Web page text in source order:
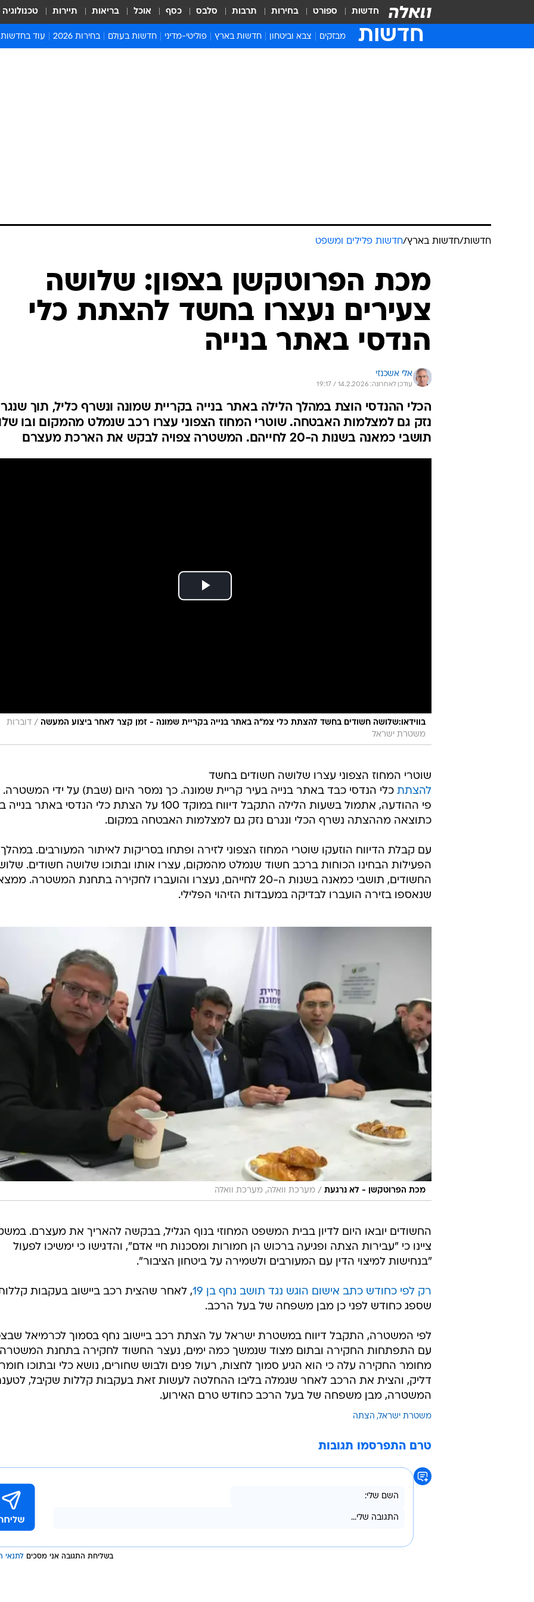
חדשות ספורט בחירות תרבות סלבס כסף אוכל בריאות תיירות טכנולוגיה
חדשות מבזקים צבא וביטחון חדשות בארץ פוליטי-מדיני חדשות בעולם בחירות 2026 עוד בחדשות
חדשות/חדשות בארץ/חדשות פלילים ומשפט
מכת הפרוטקשן בצפון: שלושה
צעירים נעצרו בחשד להצתת כלי
הנדסי באתר בנייה
אלי אשכנזי
עודכן לאחרונה: 14.2.2026 / 19:17
הכלי ההנדסי הוצת במהלך הלילה באתר בנייה בקריית שמונה ונשרף כליל, תוך
נזק גם למצלמות האבטחה. שוטרי המחוז הצפוני עצרו רכב שנמלט מהמקום ובו
תושבי כמאנה בשנות ה-20 לחייהם. המשטרה צפויה לבקש את הארכת מעצרם
בווידאו:שלושה חשודים בחשד להצתת כלי צמ״ה באתר בנייה בקריית שמונה - זמן קצר לאחר ביצוע המעשה / דוברות
משטרת ישראל
שוטרי המחוז הצפוני עצרו שלושה חשודים בחשד
להצתת כלי הנדסי כבד באתר בנייה בעיר קריית שמונה. כך נמסר היום (שבת) על ידי המשטרה.
פי ההודעה, אתמול בשעות הלילה התקבל דיווח במוקד 100 על הצתת כלי הנדסי באתר
כתוצאה מההצתה נשרף הכלי ונגרם נזק גם למצלמות האבטחה במקום.
עם קבלת הדיווח הוזעקו שוטרי המחוז הצפוני לזירה ופתחו בסריקות לאיתור המעורבים. במהלך
הפעילות הבחינו הכוחות ברכב חשוד שנמלט מהמקום, עצרו אותו ובתוכו שלושה חשודים.
החשודים, תושבי כמאנה בשנות ה-20 לחייהם, נעצרו והועברו לחקירה בתחנת המשטרה.
שנאספו בזירה הועברו לבדיקה במעבדות הזיהוי הפלילי.
מכת הפרוטקשן - לא נרגעת / מערכת וואלה, מערכת וואלה
החשודים יובאו היום לדיון בבית המשפט המחוזי בנוף הגליל, בבקשה להאריך את מעצרם.
ציינו כי "עבירות הצתה ופגיעה ברכוש הן חמורות ומסכנות חיי אדם", והדגישו כי ימשיכו לפעול
"בנחישות למיצוי הדין עם המעורבים ולשמירה על ביטחון הציבור".
רק לפי כחודש כתב אישום הוגש נגד תושב נחף בן 19
, לאחר שהצית רכב ביישוב בעקבות
שספג כחודש לפני כן מבן משפחה של בעל הרכב.
לפי המשטרה, התקבל דיווח במשטרת ישראל על הצתת רכב ביישוב נחף בסמוך לכרמיאל
עם התפתחות החקירה ובתום מצוד שנמשך כמה ימים, נעצר החשוד לחקירה בתחנת
מחומר החקירה עלה כי הוא הגיע סמוך לחצות, רעול פנים ולבוש שחורים, נושא כלי ובתוכו חומר
דליק, והצית את הרכב לאחר שגמלה בליבו ההחלטה לעשות זאת בעקבות קללות שקיבל,
המשטרה, מבן משפחה של בעל הרכב כחודש טרם האירוע.
משטרת ישראל הצתה
טרם התפרסמו תגובות
בשליחת התגובה אני מסכים לתנאי